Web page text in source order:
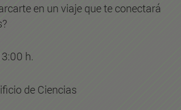
en un viaje que te conectará
h.
de Ciencias